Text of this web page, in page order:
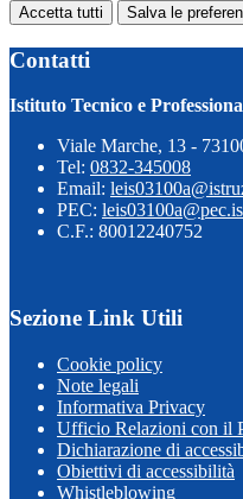
Accetta tutti Salva le
Contatti
Istituto Tecnico e
Viale Marche, 13 -
Tel: 0832-345008
Email:
PEC:
C.F.: 80012240752
Sezione Link Utili
Cookie policy
Note legali
Informativa Privacy
Ufficio Relazioni con il
Dichiarazione di
Obiettivi di accessibilità
Whistleblowing